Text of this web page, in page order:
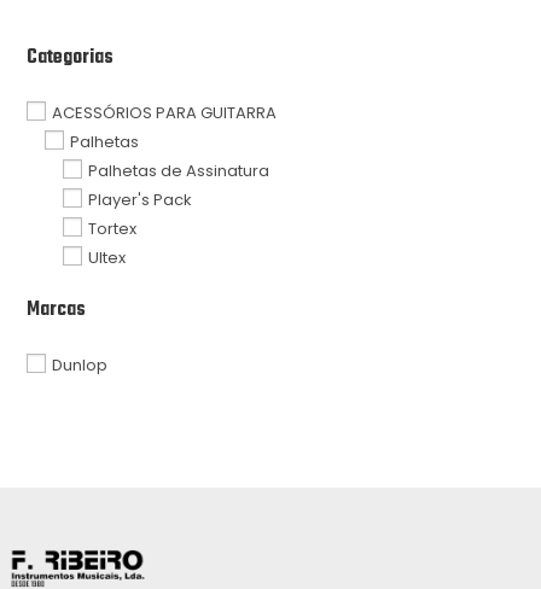
Categorias
ACESSÓRIOS PARA GUITARRA
Palhetas
Palhetas de Assinatura
Player's Pack
Tortex
Ultex
Marcas
Dunlop